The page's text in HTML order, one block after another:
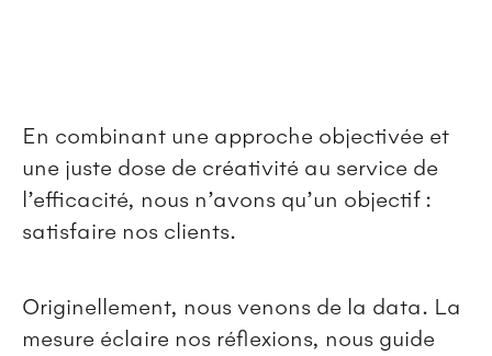
En combinant une approche objectivée et
une juste dose de créativité au service de
l’efficacité, nous n’avons qu’un objectif :
satisfaire nos clients.
Originellement, nous venons de la data. La
mesure éclaire nos réflexions, nous guide